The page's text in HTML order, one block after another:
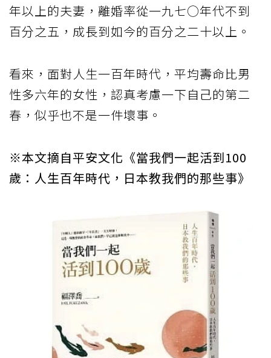
年以上的夫妻，離婚率從一九七○年代不到
百分之五，成長到如今的百分之二十以上。
看來，面對人生一百年時代，平均壽命比男
性多六年的女性，認真考慮一下自己的第二
春，似乎也不是一件壞事。
※本文摘自平安文化《當我們一起活到100
歲：人生百年時代，日本教我們的那些事》